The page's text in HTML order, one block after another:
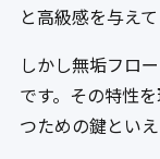
と高級感を与えて
しかし無垢フロ
です。その特性
つための鍵といえ